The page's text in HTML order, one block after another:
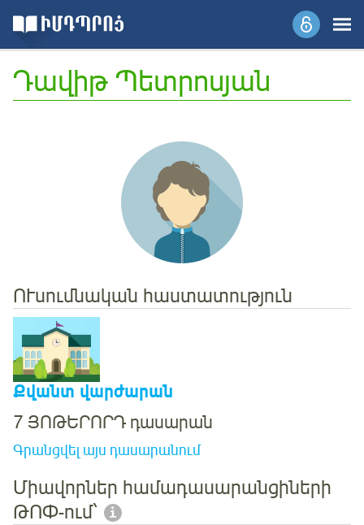
Դավիթ Պետրոսյան
ՈՒսումնական հաստատություն
Քվանտ վարժարան
7 ՅՈԹԵՐՈՐԴ դասարան
Գրանցվել այս դասարանում
Միավորներ համադասարանցիների
ԹՈՓ-ում՝